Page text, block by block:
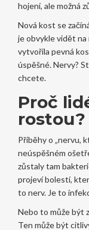
hojení, ale možná
Nová kost se
je obvykle vidět
vytvořila pevná
úspěšné. Nervy?
chcete.
Proč
rostou?
Příběhy o „nervu,
neúspěšném
zůstaly tam
projeví bolestí,
to nerv. Je to
Nebo to může být
Ten může být